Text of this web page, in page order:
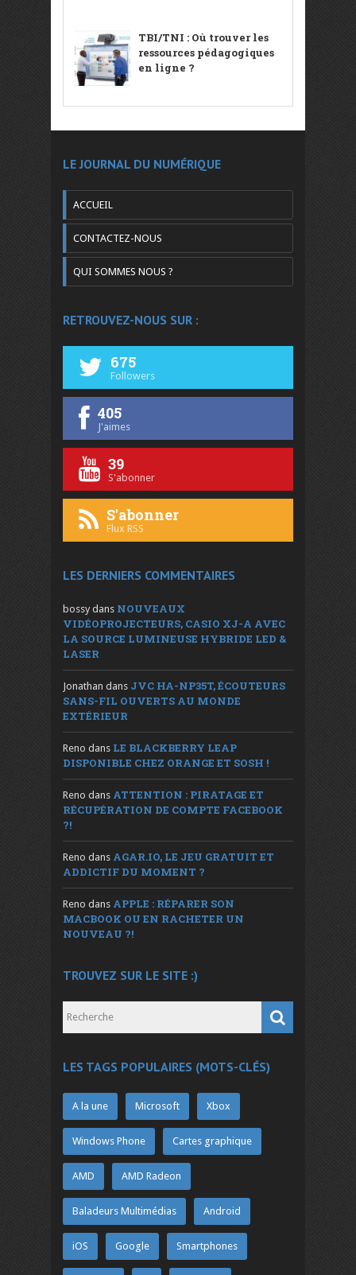
TBI/TNI : Où trouver les
ressources pédagogiques
en ligne ?
LE JOURNAL DU NUMÉRIQUE
ACCUEIL
CONTACTEZ-NOUS
QUI SOMMES NOUS ?
RETROUVEZ-NOUS SUR :
675
Followers
405
J'aimes
39
S'abonner
S'abonner
Flux RSS
LES DERNIERS COMMENTAIRES
bossy dans NOUVEAUX
VIDÉOPROJECTEURS, CASIO XJ-A AVEC
LA SOURCE LUMINEUSE HYBRIDE LED &
LASER
Jonathan dans JVC HA-NP35T, ÉCOUTEURS
SANS-FIL OUVERTS AU MONDE
EXTÉRIEUR
Reno dans LE BLACKBERRY LEAP
DISPONIBLE CHEZ ORANGE ET SOSH !
Reno dans ATTENTION : PIRATAGE ET
RÉCUPÉRATION DE COMPTE FACEBOOK
?!
Reno dans AGAR.IO, LE JEU GRATUIT ET
ADDICTIF DU MOMENT ?
Reno dans APPLE : RÉPARER SON
MACBOOK OU EN RACHETER UN
NOUVEAU ?!
TROUVEZ SUR LE SITE :)
LES TAGS POPULAIRES (MOTS-CLÉS)
A la une Microsoft Xbox
Windows Phone Cartes graphique
AMD AMD Radeon
Baladeurs Multimédias Android
iOS Google Smartphones